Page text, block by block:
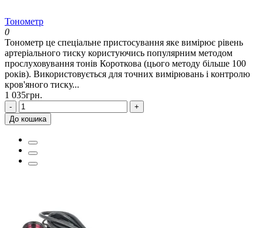
Тонометр
0
Тонометр це спеціальне пристосування яке вимірює рівень
артеріального тиску користуючись популярним методом
прослуховування тонів Короткова (цього методу більше 100
років). Використовується для точних вимірювань і контролю
кров'яного тиску...
1 035грн.
-
+
До кошика